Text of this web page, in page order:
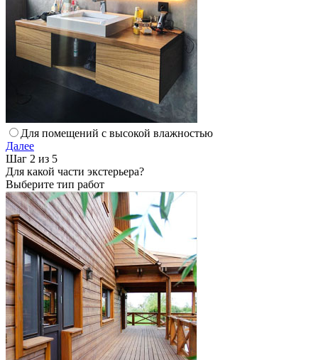
Для помещений с высокой влажностью
Далее
Шаг 2 из 5
Для какой части экстерьера?
Выберите тип работ